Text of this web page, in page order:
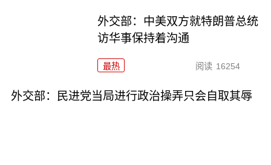
外交部：中美双方就特朗普总统
访华事保持着沟通
最热 阅读 16254
外交部：民进党当局进行政治操弄只会自取其辱